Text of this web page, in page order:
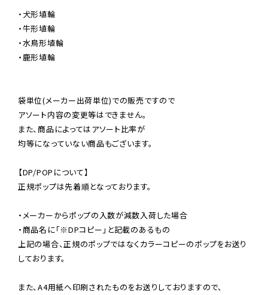
・犬形埴輪
・牛形埴輪
・水鳥形埴輪
・鹿形埴輪
袋単位(メーカー出荷単位)での販売ですので
アソート内容の変更等はできません。
また、商品によってはアソート比率が
均等になっていない商品もございます。
【DP/POPについて】
正規ポップは先着順となっております。
・メーカーからポップの入数が減数入荷した場合
・商品名に「※DPコピー」と記載のあるもの
上記の場合、正規のポップではなくカラーコピーのポップをお送り
しております。
また、A4用紙へ印刷されたものをお送りしておりますので、